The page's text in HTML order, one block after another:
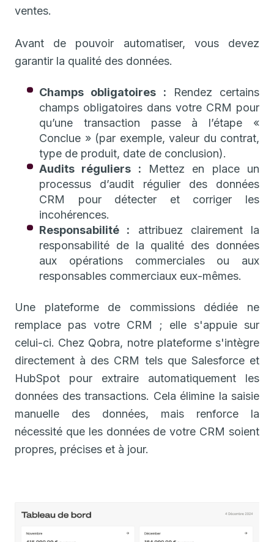
ventes.
Avant de pouvoir automatiser, vous devez
garantir la qualité des données.
Champs obligatoires : Rendez certains
champs obligatoires dans votre CRM pour
qu’une transaction passe à l’étape «
Conclue » (par exemple, valeur du contrat,
type de produit, date de conclusion).
Audits réguliers : Mettez en place un
processus d’audit régulier des données
CRM pour détecter et corriger les
incohérences.
Responsabilité : attribuez clairement la
responsabilité de la qualité des données
aux opérations commerciales ou aux
responsables commerciaux eux-mêmes.
Une plateforme de commissions dédiée ne
remplace pas votre CRM ; elle s'appuie sur
celui-ci. Chez Qobra, notre plateforme s'intègre
directement à des CRM tels que Salesforce et
HubSpot pour extraire automatiquement les
données des transactions. Cela élimine la saisie
manuelle des données, mais renforce la
nécessité que les données de votre CRM soient
propres, précises et à jour.